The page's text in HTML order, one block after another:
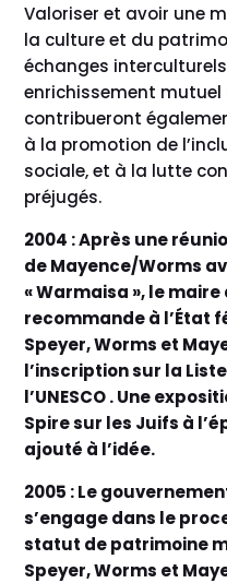
Valoriser et avoir une
la culture et du
échanges
enrichissement mutuel
contribueront
à la promotion de
sociale, et à la lutte
préjugés.
2004 : Après une
de Mayence/Worms
« Warmaisa », le
recommande à l’État
Speyer, Worms et
l’inscription sur la
l’UNESCO . Une
Spire sur les Juifs à
ajouté à l’idée.
2005 : Le
s’engage dans le
statut de patrimoine
Speyer, Worms et